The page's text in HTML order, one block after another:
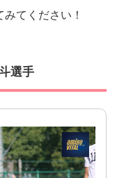
てください！
選手